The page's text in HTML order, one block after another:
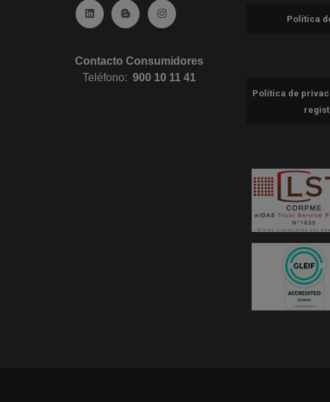
Ir a Linkedin (abre en ventana nueva)
Ir al Blog (abre en ventana nueva)
Ir a Instagram (abre en ventana
Contacto Consumidores
Teléfono:900 10 11 41
Política
Política de